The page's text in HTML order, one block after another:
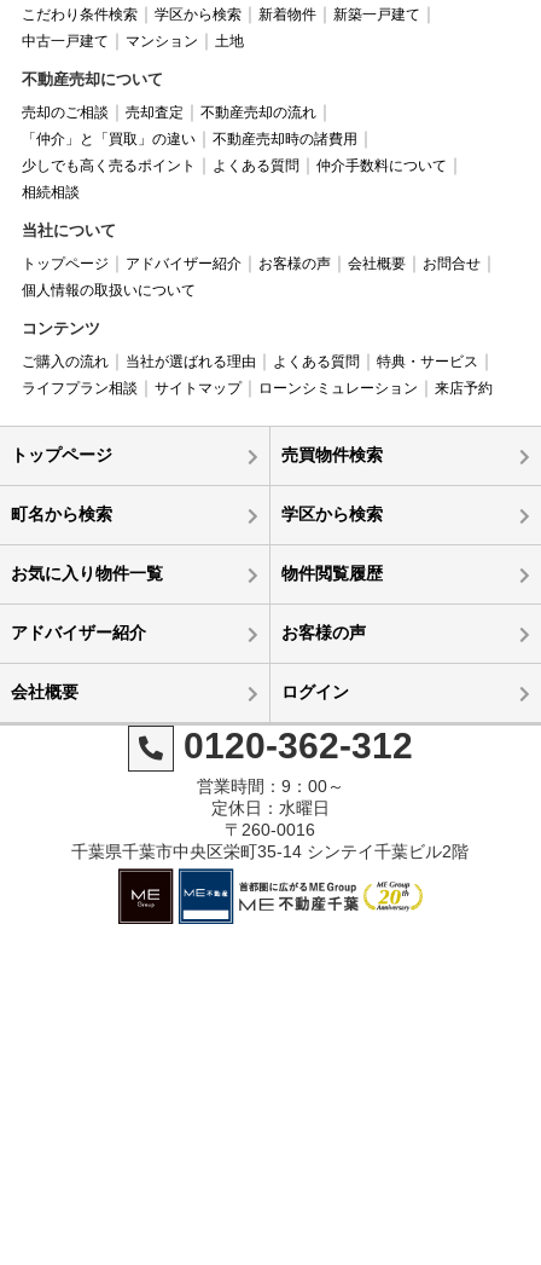
こだわり条件検索 学区から検索 新着物件
新築一戸建て
中古一戸建て
マンション 土地
不動産売却について
売却のご相談 売却査定
不動産売却の流れ
「仲介」と「買取」の違い
不動産売却時の諸費用
少しでも高く売るポイント
よくある質問
仲介手数料について
相続相談
当社について
トップページ アドバイザー紹介 お客様の声 会社概要
お問合せ
個人情報の取扱いについて
コンテンツ
ご購入の流れ 当社が選ばれる理由 よくある質問
特典・サービス
ライフプラン相談
サイトマップ ローンシミュレーション 来店予約
トップページ 売買物件検索
町名から検索 学区から検索
お気に入り物件一覧 物件閲覧履歴
アドバイザー紹介 お客様の声
会社概要 ログイン
0120-362-312
営業時間：9：00～
定休日：水曜日
〒260-0016
千葉県千葉市中央区栄町35-14 シンテイ千葉ビル2階